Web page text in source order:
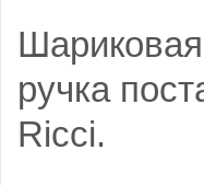
ручка
Ricci.